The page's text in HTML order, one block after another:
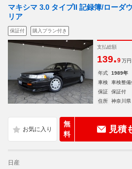
マキシマ 3.0 タイプII 記録簿/ローダ
リア
保証付 購入プラン付き
支払総額
139.9 万円
年式 1989年
車検
車検整備
保証
保証付
住所
神奈川
無
料
見積
日産